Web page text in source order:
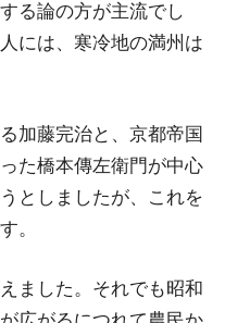
る論の方が主流でし
には、寒冷地の満州は
加藤完治と、京都帝国
た橋本傳左衛門が中心
としましたが、これを
。
ました。それでも昭和